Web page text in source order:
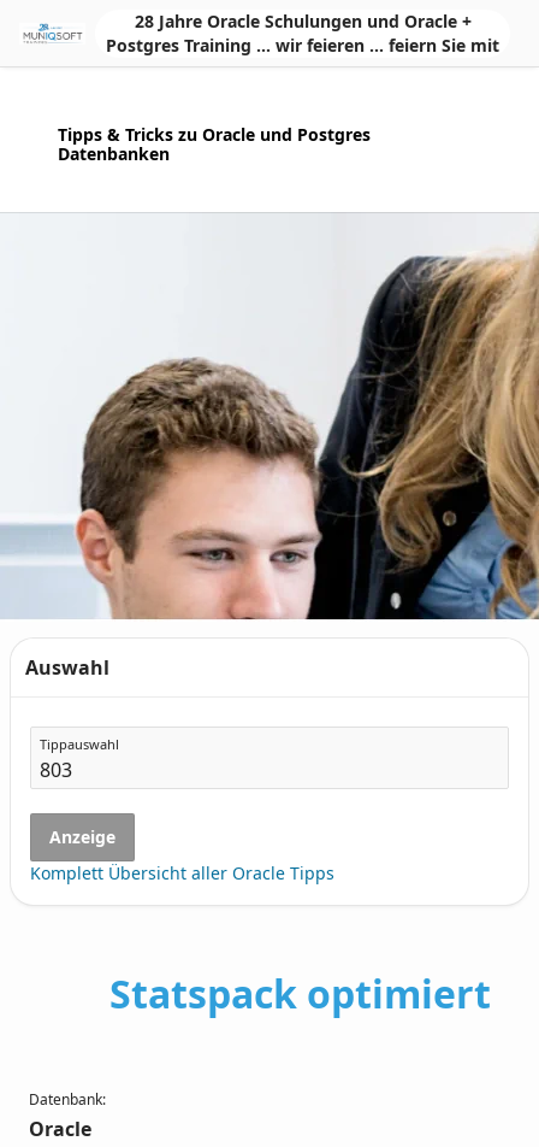
Skip to Main Content28 Jahre Oracle Schulungen und Oracle +
Postgres Training ... wir feieren ... feiern Sie mit
Tipps & Tricks zu Oracle und Postgres
Datenbanken
Auswahl
Tippauswahl
Anzeige
Komplett Übersicht aller Oracle Tipps
Statspack optimiert
Datenbank:
Oracle